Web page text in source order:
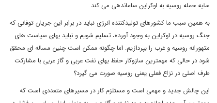
سایه حمله روسیه به اوکراین ساماندهی می کند.
به همین سبب ما کشورهای تولیدکننده انرژی نباید در برابر این جریان توفانی که
جنگ روسیه در اوکراین به وجود آورده، تسلیم شویم و نباید بهای سیاست های
متهورانه روسیه و غرب را بپردازیم. اما چگونه ممکن است چنین مساله ای محقق
شود در حالی که مهمترین سازوکار حفظ بهای نفت عربی و گاز عربی با مشارکت
طرف اصلی در نزاع فعلی یعنی روسیه صورت می گیرد؟
این چالش جدید و مهمی است و مستلزم کار در مسیرهای متعددی است که